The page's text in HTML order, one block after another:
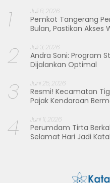
1 Juli 8, 2026
Pemkot Tangerang
Bulan, Pastikan
2 Juli 3, 2026
Andra Soni: Program
Dijalankan Optimal
3 Juni 25, 2026
Resmi! Kecamatan
Pajak Kendaraan
4 Juni 11, 2026
Perumdam Tirta
Selamat Hari Jadi